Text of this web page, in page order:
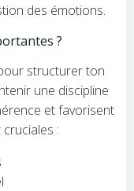
des émotions.
?
structurer ton
une discipline
et favorisent
: